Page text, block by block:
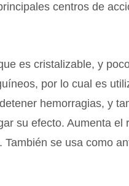
centros de
es cristalizable, y
por lo cual es
hemorragias, y
su efecto. Aumenta el
se usa como